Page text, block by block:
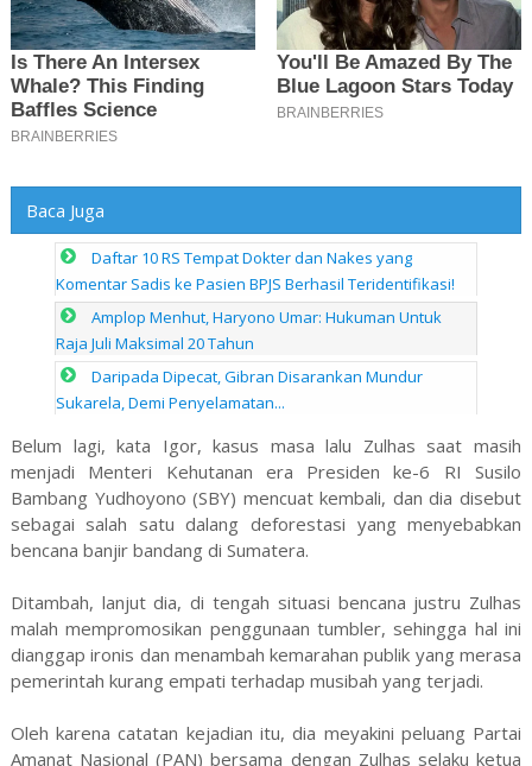
Baca Juga
Daftar 10 RS Tempat Dokter dan Nakes yang
Komentar Sadis ke Pasien BPJS Berhasil Teridentifikasi!
Amplop Menhut, Haryono Umar: Hukuman Untuk
Raja Juli Maksimal 20 Tahun
Daripada Dipecat, Gibran Disarankan Mundur
Sukarela, Demi Penyelamatan...
Belum lagi, kata Igor, kasus masa lalu Zulhas saat masih
menjadi Menteri Kehutanan era Presiden ke-6 RI Susilo
Bambang Yudhoyono (SBY) mencuat kembali, dan dia disebut
sebagai salah satu dalang deforestasi yang menyebabkan
bencana banjir bandang di Sumatera.
Ditambah, lanjut dia, di tengah situasi bencana justru Zulhas
malah mempromosikan penggunaan tumbler, sehingga hal ini
dianggap ironis dan menambah kemarahan publik yang merasa
pemerintah kurang empati terhadap musibah yang terjadi.
Oleh karena catatan kejadian itu, dia meyakini peluang Partai
Amanat Nasional (PAN) bersama dengan Zulhas selaku ketua